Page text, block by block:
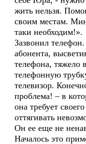
жить нельзя.
своим местам.
таки необходим!».
Зазвонил
абонента,
телефона, тяжело
телефонную
телевизор.
проблема! – в
она требует
оттягивать
Он ее еще не
Началось это